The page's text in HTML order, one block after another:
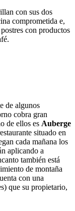
con sus dos
comprometida e,
con productos
de algunos
cobra gran
de ellos es Auberge
situado en
cada mañana los
aplicando a
también está
de montaña
con una
que su propietario,